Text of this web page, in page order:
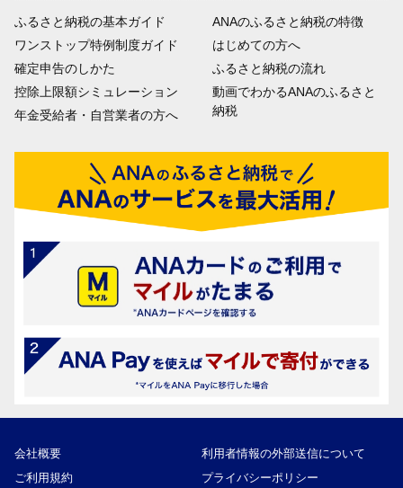
ふるさと納税の基本ガイド
ワンストップ特例制度ガイド
確定申告のしかた
控除上限額シミュレーション
年金受給者・自営業者の方へ
ANAのふるさと納税の特徴
はじめての方へ
ふるさと納税の流れ
動画でわかるANAのふるさと
納税
会社概要
利用者情報の外部送信について
ご利用規約
プライバシーポリシー